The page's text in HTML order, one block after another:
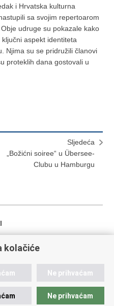
i Hrvatska kulturna
sa svojim repertoarom
udruge su pokazale kako
aspekt identiteta
Njima su se pridružili članovi
proteklih dana gostovali u
Sljedeća
„Božićni soiree“ u Übersee-
Clubu u Hamburgu
kolačiće
Ne prihvaćam
Ne prihvaćam